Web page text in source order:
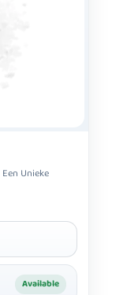
Unieke
Available